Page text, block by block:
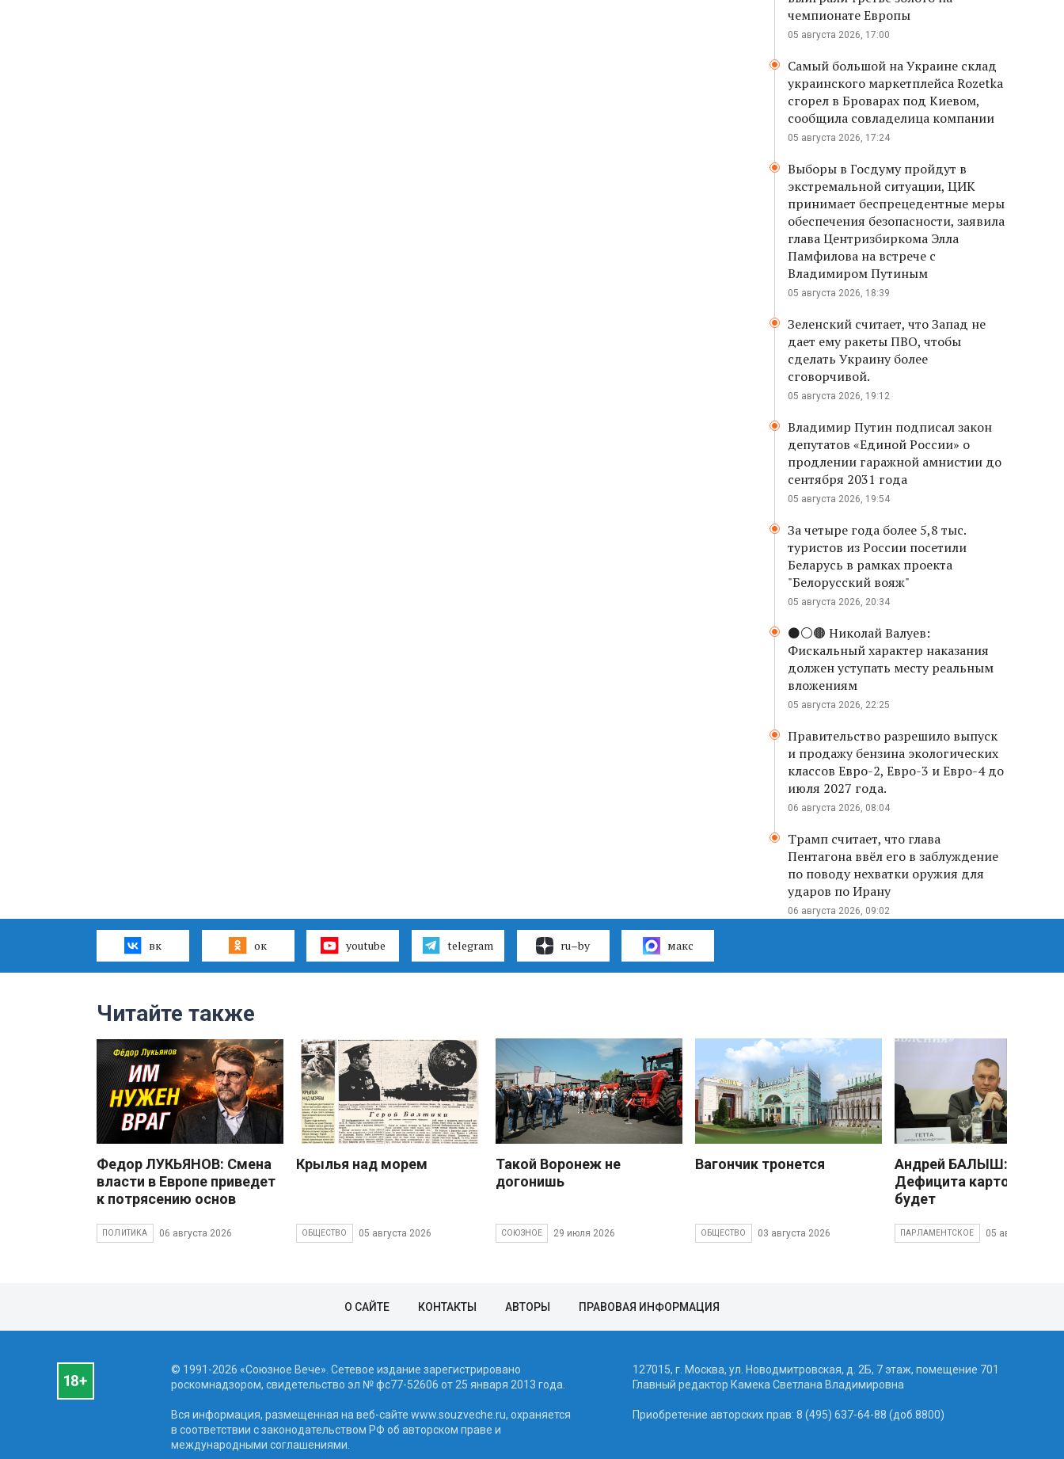
чемпионате Европы
05 августа 2026, 17:00
Самый большой на Украине склад
украинского маркетплейса Rozetka
сгорел в Броварах под Киевом,
сообщила совладелица компании
05 августа 2026, 17:24
Выборы в Госдуму пройдут в
экстремальной ситуации, ЦИК
принимает беспрецедентные меры
обеспечения безопасности, заявила
глава Центризбиркома Элла
Памфилова на встрече с
Владимиром Путиным
05 августа 2026, 18:39
Зеленский считает, что Запад не
дает ему ракеты ПВО, чтобы
сделать Украину более
сговорчивой.
05 августа 2026, 19:12
Владимир Путин подписал закон
депутатов «Единой России» о
продлении гаражной амнистии до
сентября 2031 года
05 августа 2026, 19:54
За четыре года более 5,8 тыс.
туристов из России посетили
Беларусь в рамках проекта
"Белорусский вояж"
05 августа 2026, 20:34
⚫️⚪️🟤 Николай Валуев:
Фискальный характер наказания
должен уступать месту реальным
вложениям
05 августа 2026, 22:25
Правительство разрешило выпуск
и продажу бензина экологических
классов Евро-2, Евро-3 и Евро-4 до
июля 2027 года.
06 августа 2026, 08:04
Трамп считает, что глава
Пентагона ввёл его в заблуждение
по поводу нехватки оружия для
ударов по Ирану
06 августа 2026, 09:02
вк ок youtube telegram ru–by макс
Читайте также
Федор ЛУКЬЯНОВ: Смена
власти в Европе приведет
к потрясению основ
ПОЛИТИКА 06 августа 2026
Крылья над морем
ОБЩЕСТВО 05 августа 2026
Такой Воронеж не
догонишь
СОЮЗНОЕ 29 июля 2026
Вагончик тронется
ОБЩЕСТВО 03 августа 2026
Андрей БАЛЫШ:
Дефицита картофеля не
будет
ПАРЛАМЕНТСКОЕ 05 августа 2026
О САЙТЕ КОНТАКТЫ АВТОРЫ ПРАВОВАЯ ИНФОРМАЦИЯ
© 1991-2026 «Союзное Вече». Сетевое издание зарегистрировано
роскомнадзором, свидетельство эл № фc77-52606 от 25 января 2013 года.
Вся информация, размещенная на веб-сайте www.souzveche.ru, охраняется
в соответствии с законодательством РФ об авторском праве и
международными соглашениями.
127015, г. Москва, ул. Новодмитровская, д. 2Б, 7 этаж, помещение 701
Главный редактор Камека Светлана Владимировна
Приобретение авторских прав: 8 (495) 637-64-88 (доб.8800)